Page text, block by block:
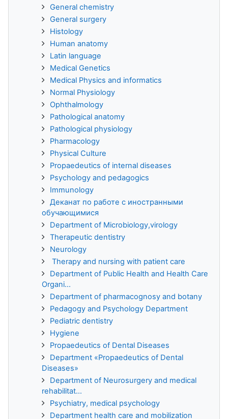
General chemistry
General surgery
Histology
Human anatomy
Latin language
Medical Genetics
Medical Physics and informatics
Normal Physiology
Ophthalmology
Pathological anatomy
Pathological physiology
Pharmacology
Physical Culture
Propaedeutics of internal diseases
Psychology and pedagogics
Immunology
Деканат по работе с иностранными
обучающимися
Department of Microbiology,virology
Therapeutic dentistry
Neurology
Therapy and nursing with patient care
Department of Public Health and Health Care
Organi...
Department of pharmacognosy and botany
Pedagogy and Psychology Department
Pediatric dentistry
Hygiene
Propaedeutics of Dental Diseases
Department «Propaedeutics of Dental
Diseases»
Department of Neurosurgery and medical
rehabilitat...
Psychiatry, medical psychology
Department health care and mobilization